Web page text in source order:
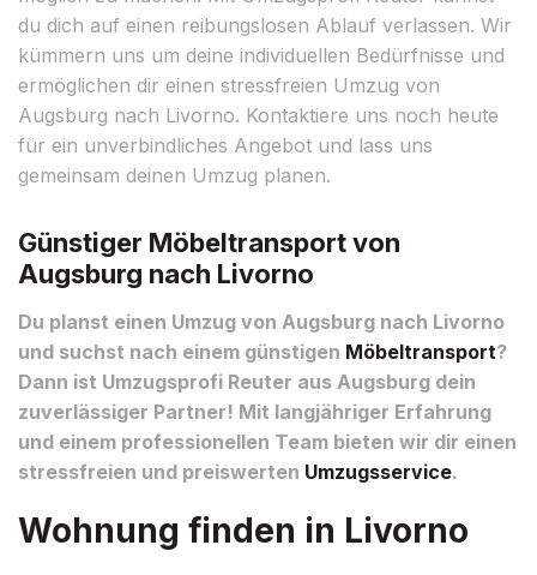
du dich auf einen reibungslosen Ablauf verlassen. Wir
kümmern uns um deine individuellen Bedürfnisse und
ermöglichen dir einen stressfreien Umzug von
Augsburg nach Livorno. Kontaktiere uns noch heute
für ein unverbindliches Angebot und lass uns
gemeinsam deinen Umzug planen.
Günstiger Möbeltransport von
Augsburg nach Livorno
Du planst einen Umzug von Augsburg nach Livorno
und suchst nach einem günstigen Möbeltransport?
Dann ist Umzugsprofi Reuter aus Augsburg dein
zuverlässiger Partner! Mit langjähriger Erfahrung
und einem professionellen Team bieten wir dir einen
stressfreien und preiswerten Umzugsservice.
Wohnung finden in Livorno